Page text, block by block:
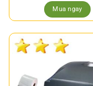
Mua ngay